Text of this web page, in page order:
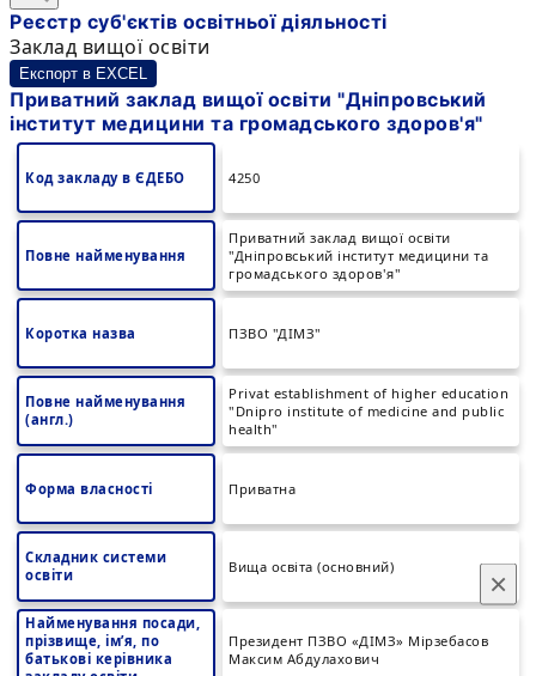
×
Реєстр суб'єктів освітньої діяльності
Заклад вищої освіти
Експорт в EXCEL
Приватний заклад вищої освіти "Дніпровський
інститут медицини та громадського здоров'я"
Код закладу в ЄДЕБО 4250
Повне найменування
Приватний заклад вищої освіти
"Дніпровський інститут медицини та
громадського здоров'я"
Коротка назва ПЗВО "ДІМЗ"
Повне найменування
(англ.)
Privat establishment of higher education
"Dnipro institute of medicine and public
health"
Форма власності Приватна
Складник системи
освіти
Вища освіта (основний)
Найменування посади,
прізвище, ім’я, по
батькові керівника
Президент ПЗВО «ДІМЗ» Мірзебасов
Максим Абдулахович